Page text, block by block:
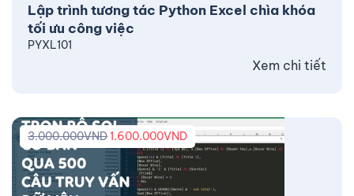
Lập trình tương tác Python Excel chìa khóa
tối ưu công việc
PYXL101
Xem chi tiết
3.000.000VND1.600.000VND